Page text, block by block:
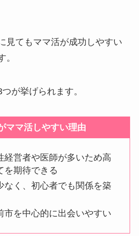
見てもママ活が成功しやすい
。
が挙げられます。
ママ活しやすい理由
経営者や医師が多いため高
を期待できる
なく、初心者でも関係を築
市を中心的に出会いやすい